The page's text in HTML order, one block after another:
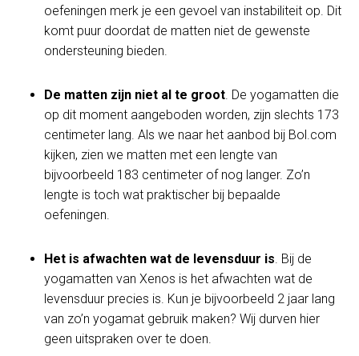
oefeningen merk je een gevoel van instabiliteit op. Dit
komt puur doordat de matten niet de gewenste
ondersteuning bieden.
De matten zijn niet al te groot. De yogamatten die
op dit moment aangeboden worden, zijn slechts 173
centimeter lang. Als we naar het aanbod bij Bol.com
kijken, zien we matten met een lengte van
bijvoorbeeld 183 centimeter of nog langer. Zo’n
lengte is toch wat praktischer bij bepaalde
oefeningen.
Het is afwachten wat de levensduur is. Bij de
yogamatten van Xenos is het afwachten wat de
levensduur precies is. Kun je bijvoorbeeld 2 jaar lang
van zo’n yogamat gebruik maken? Wij durven hier
geen uitspraken over te doen.